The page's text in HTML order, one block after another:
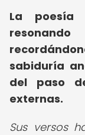
La poesía
sabiduría
del paso
externas.
Sus versos